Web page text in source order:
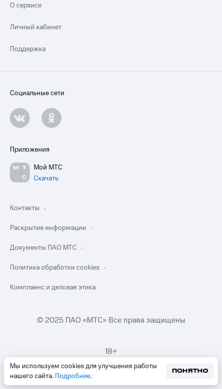
Мы используем cookies для улучшения работы
нашего сайта. Подробнее.
ПОНЯТНО
О сервисе
Личный кабинет
Поддержка
Социальные сети
Приложения
Мой МТС
Скачать
Контакты
Раскрытие информации
Документы ПАО МТС
Политика обработки cookies
Комплаенс и деловая этика
© 2025 ПАО «МТС» Все права защищены
18+